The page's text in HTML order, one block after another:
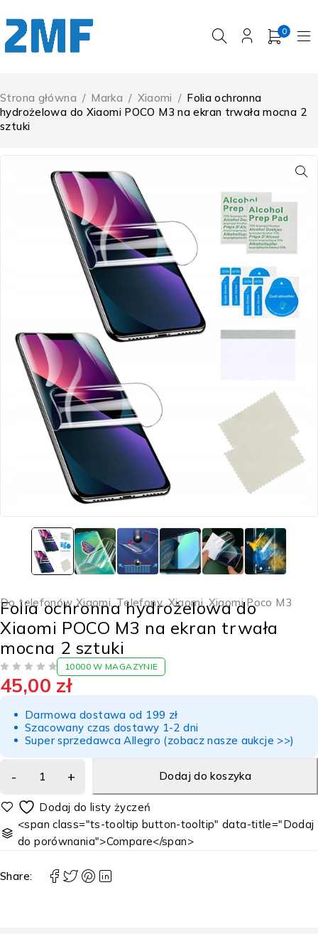
0
Strona główna / Marka / Xiaomi / Folia ochronna
hydrożelowa do Xiaomi POCO M3 na ekran trwała mocna 2
sztuki
Do telefonów Xiaomi Telefony, Xiaomi Xiaomi Poco M3
Folia ochronna hydrożelowa do
Xiaomi POCO M3 na ekran trwała
mocna 2 sztuki
10000 W MAGAZYNIE
45,00 zł
Darmowa dostawa od 199 zł
Szacowany czas dostawy 1-2 dni
Super sprzedawca Allegro (zobacz nasze aukcje >>)
Dodaj do koszyka
<span class="ts-tooltip button-tooltip" data-title="Dodaj
do porównania">Compare</span>
Share: